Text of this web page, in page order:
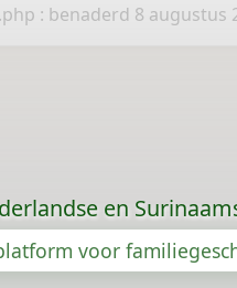
: benaderd 8 augustus
en
voor